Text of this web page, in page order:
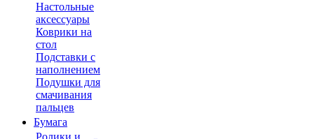
Настольные
аксессуары
Коврики на
стол
Подставки с
наполнением
Подушки для
смачивания
пальцев
Бумага
Ролики и